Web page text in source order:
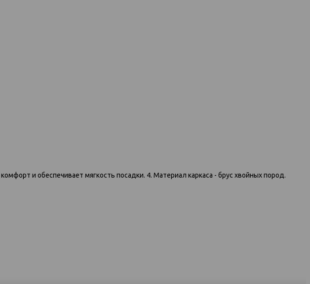
и обеспечивает мягкость посадки. 4. Материал каркаса - брус хвойных пород.